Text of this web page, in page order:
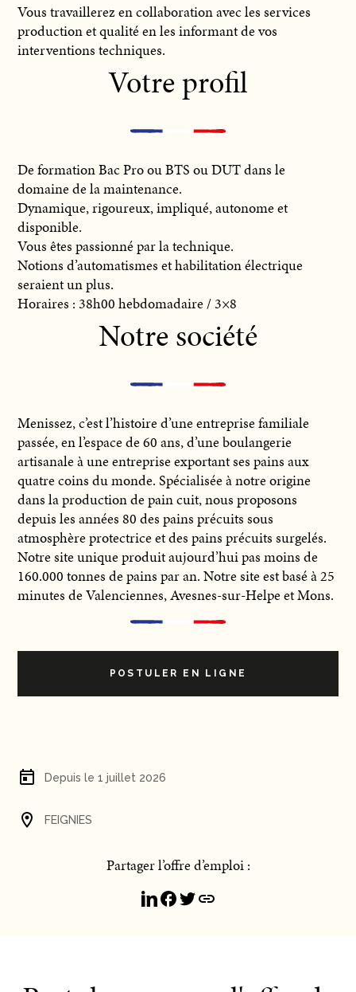
Vous travaillerez en collaboration avec les services
production et qualité en les informant de vos
interventions techniques.
Votre profil
De formation Bac Pro ou BTS ou DUT dans le
domaine de la maintenance.
Dynamique, rigoureux, impliqué, autonome et
disponible.
Vous êtes passionné par la technique.
Notions d’automatismes et habilitation électrique
seraient un plus.
Horaires : 38h00 hebdomadaire / 3×8
Notre société
Menissez, c’est l’histoire d’une entreprise familiale
passée, en l’espace de 60 ans, d’une boulangerie
artisanale à une entreprise exportant ses pains aux
quatre coins du monde. Spécialisée à notre origine
dans la production de pain cuit, nous proposons
depuis les années 80 des pains précuits sous
atmosphère protectrice et des pains précuits surgelés.
Notre site unique produit aujourd’hui pas moins de
160.000 tonnes de pains par an. Notre site est basé à 25
minutes de Valenciennes, Avesnes-sur-Helpe et Mons.
POSTULER EN LIGNE
Depuis le 1 juillet 2026
FEIGNIES
Partager l’offre d’emploi :